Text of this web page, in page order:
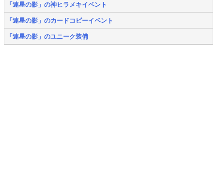
「連星の影」の神ヒラメキイベント
「連星の影」のカードコピーイベント
「連星の影」のユニーク装備